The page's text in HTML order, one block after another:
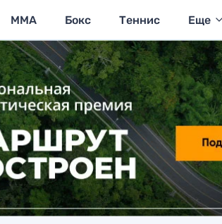
MMA Бокс Теннис Еще